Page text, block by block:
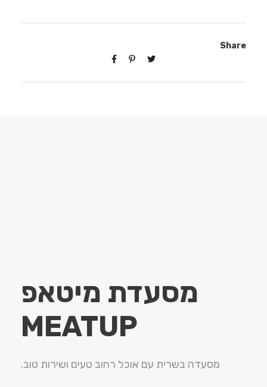
Share
מסעדת מיטאפ
MEATUP
מסעדה בשרית עם אוכל רחוב טעים ושירות טוב.